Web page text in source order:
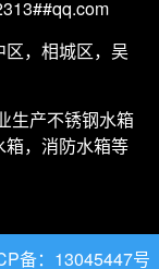
，相城区，吴
生产不锈钢水箱
，消防水箱等
备：13045447号